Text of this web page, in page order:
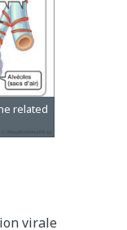
virale